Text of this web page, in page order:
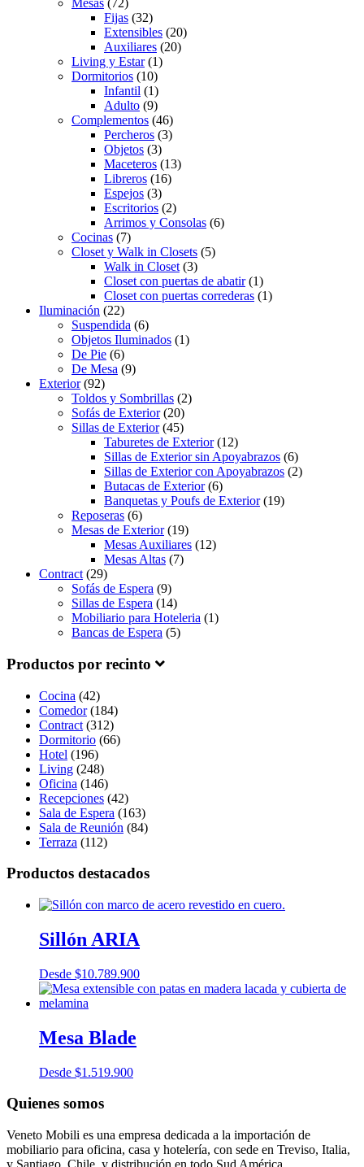
Mesas (72)
Fijas (32)
Extensibles (20)
Auxiliares (20)
Living y Estar(1)
Dormitorios (10)
Infantil (1)
Adulto (9)
Complementos (46)
Percheros (3)
Objetos (3)
Maceteros (13)
Libreros (16)
Espejos (3)
Escritorios (2)
Arrimos y Consolas (6)
Cocinas (7)
Closet y Walk in Closets (5)
Walk in Closet (3)
Closet con puertas de abatir(1)
Closet con puertas correderas (1)
Iluminación (22)
Suspendida (6)
Objetos Iluminados (1)
De Pie (6)
De Mesa (9)
Exterior(92)
Toldos y Sombrillas (2)
Sofás de Exterior(20)
Sillas de Exterior(45)
Taburetes de Exterior(12)
Sillas de Exterior sin Apoyabrazos (6)
Sillas de Exterior con Apoyabrazos (2)
Butacas de Exterior(6)
Banquetas y Poufs de Exterior(19)
Reposeras (6)
Mesas de Exterior(19)
Mesas Auxiliares (12)
Mesas Altas (7)
Contract (29)
Sofás de Espera (9)
Sillas de Espera (14)
Mobiliario para Hoteleria (1)
Bancas de Espera (5)
Productos por recinto
Cocina (42)
Comedor(184)
Contract (312)
Dormitorio (66)
Hotel (196)
Living (248)
Oficina (146)
Recepciones (42)
Sala de Espera (163)
Sala de Reunión (84)
Terraza (112)
Productos destacados
Sillón ARIA
Desde $10.789.900
Mesa Blade
Desde $1.519.900
Quienes somos
Veneto Mobili es una empresa dedicada a la importación de
mobiliario para oficina, casa y hotelería, con sede en Treviso, Italia,